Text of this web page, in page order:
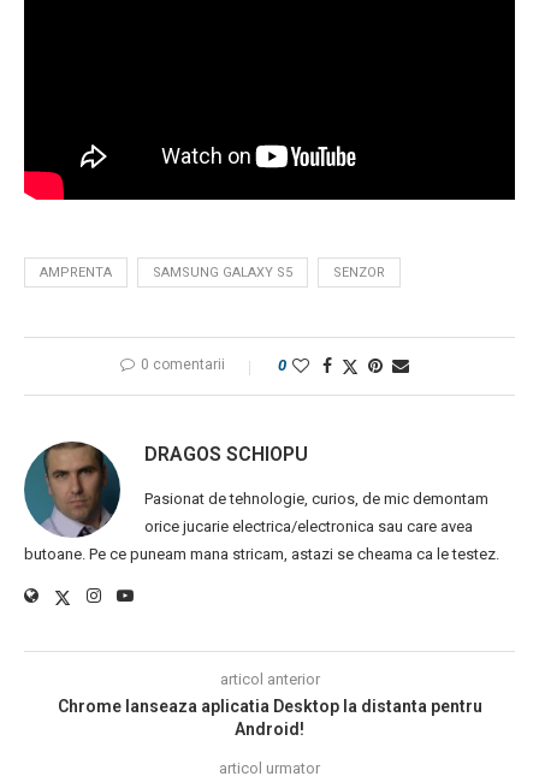
AMPRENTA SAMSUNG GALAXY S5 SENZOR
0 comentarii 0
DRAGOS SCHIOPU
Pasionat de tehnologie, curios, de mic demontam
orice jucarie electrica/electronica sau care avea
butoane. Pe ce puneam mana stricam, astazi se cheama ca le testez.
articol anterior
Chrome lanseaza aplicatia Desktop la distanta pentru
Android!
articol urmator